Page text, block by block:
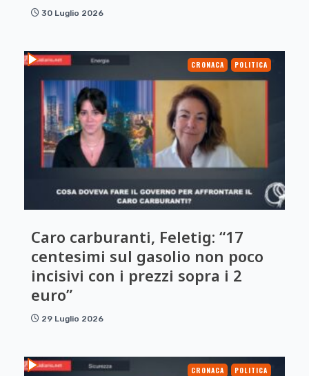
30 Luglio 2026
CRONACA POLITICA
Caro carburanti, Feletig: “17
centesimi sul gasolio non poco
incisivi con i prezzi sopra i 2
euro”
29 Luglio 2026
CRONACA POLITICA